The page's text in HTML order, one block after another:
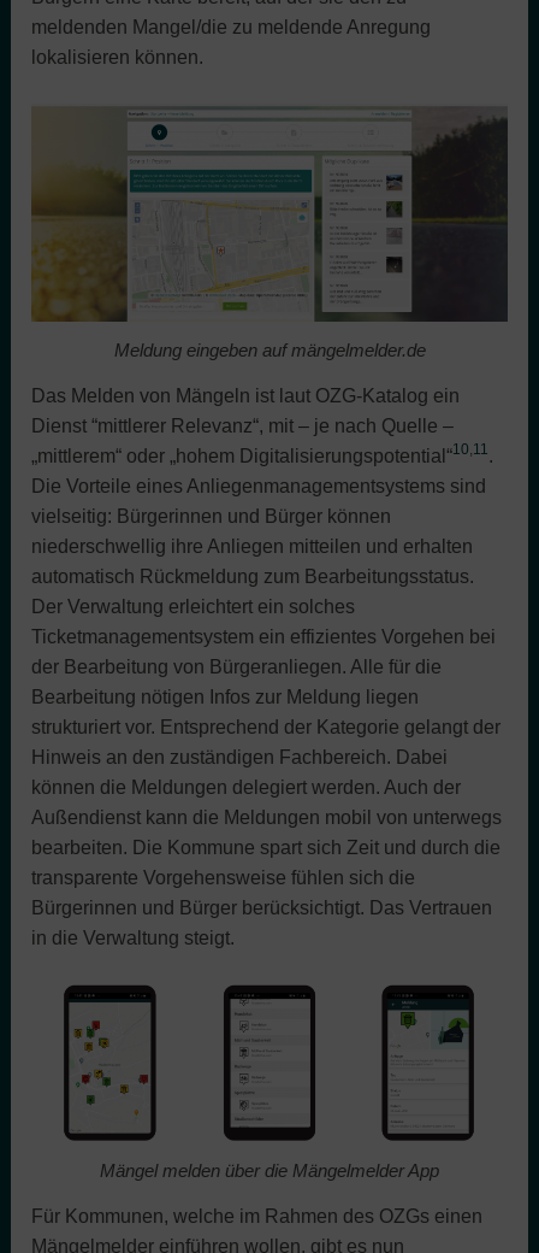
meldenden Mangel/die zu meldende Anregung
lokalisieren können.
Meldung eingeben auf mängelmelder.de
Das Melden von Mängeln ist laut OZG-Katalog ein
Dienst “mittlerer Relevanz“, mit – je nach Quelle –
„mittlerem“ oder „hohem Digitalisierungspotential“10,11.
Die Vorteile eines Anliegenmanagementsystems sind
vielseitig: Bürgerinnen und Bürger können
niederschwellig ihre Anliegen mitteilen und erhalten
automatisch Rückmeldung zum Bearbeitungsstatus.
Der Verwaltung erleichtert ein solches
Ticketmanagementsystem ein effizientes Vorgehen bei
der Bearbeitung von Bürgeranliegen. Alle für die
Bearbeitung nötigen Infos zur Meldung liegen
strukturiert vor. Entsprechend der Kategorie gelangt der
Hinweis an den zuständigen Fachbereich. Dabei
können die Meldungen delegiert werden. Auch der
Außendienst kann die Meldungen mobil von unterwegs
bearbeiten. Die Kommune spart sich Zeit und durch die
transparente Vorgehensweise fühlen sich die
Bürgerinnen und Bürger berücksichtigt. Das Vertrauen
in die Verwaltung steigt.
Mängel melden über die Mängelmelder App
Für Kommunen, welche im Rahmen des OZGs einen
Mängelmelder einführen wollen, gibt es nun